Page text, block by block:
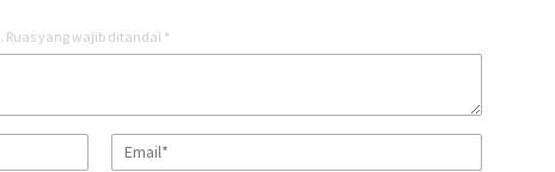
Ruas yang wajib ditandai *